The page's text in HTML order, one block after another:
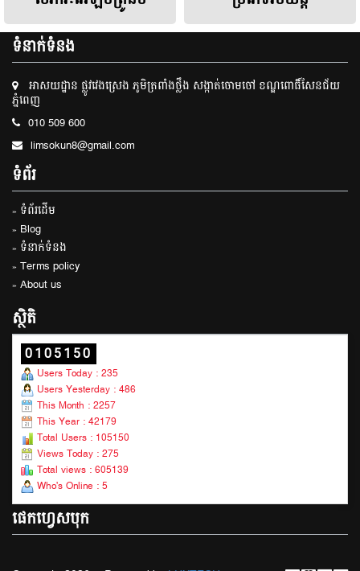
ទំនាក់ទំនង
អាសយដ្ឋាន ផ្លូវវេងស្រេង ភូមិត្រពាំងថ្លឹង សង្កាត់ចោមចៅ ខណ្ឌពោធិ៍សែនជ័យ
ភ្នំពេញ
010 509 600
limsokun8@gmail.com
ទំព័រ
» ទំព័រដើម
» Blog
» ទំនាក់ទំនង
» Terms policy
» About us
ស្ថិតិ
0105150
Users Today : 235
Users Yesterday : 486
This Month : 2257
This Year : 42179
Total Users : 105150
Views Today : 275
Total views : 605139
Who's Online : 5
ផេកហ្វេសបុក